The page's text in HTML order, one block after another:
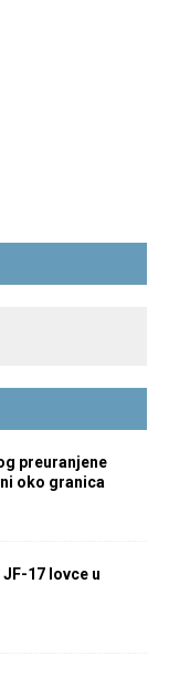
preuranjene
oko granica
17 lovce u